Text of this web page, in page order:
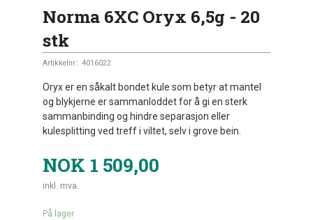
Norma 6XC Oryx 6,5g - 20
stk
Artikkelnr.: 4016022
Oryx er en såkalt bondet kule som betyr at mantel
og blykjerne er sammanloddet for å gi en sterk
sammanbinding og hindre separasjon eller
kulesplitting ved treff i viltet, selv i grove bein.
NOK 1 509,00
inkl. mva.
På lager